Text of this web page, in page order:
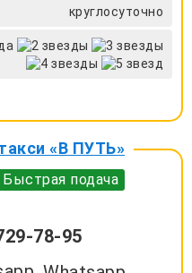
круглосуточно
«В ПУТЬ»
Быстрая подача
78-95